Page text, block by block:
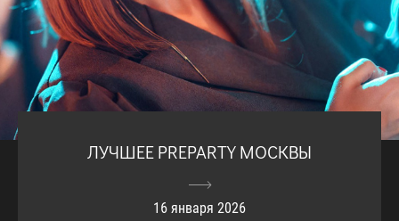
ЛУЧШЕЕ PREPARTY МОСКВЫ
16 января 2026